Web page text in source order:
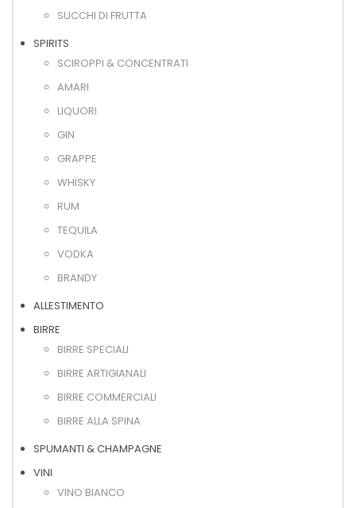
SUCCHI DI FRUTTA
SPIRITS
SCIROPPI & CONCENTRATI
AMARI
LIQUORI
GIN
GRAPPE
WHISKY
RUM
TEQUILA
VODKA
BRANDY
ALLESTIMENTO
BIRRE
BIRRE SPECIALI
BIRRE ARTIGIANALI
BIRRE COMMERCIALI
BIRRE ALLA SPINA
SPUMANTI & CHAMPAGNE
VINI
VINO BIANCO